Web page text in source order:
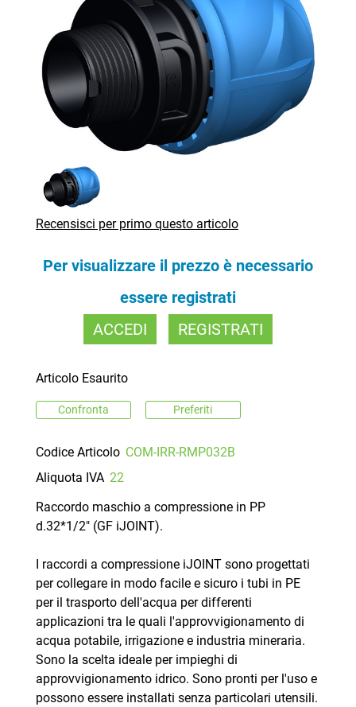
Recensisci per primo questo articolo
Per visualizzare il prezzo è necessario
essere registrati
ACCEDI
REGISTRATI
Articolo Esaurito
Confronta Preferiti
Codice Articolo COM-IRR-RMP032B
Aliquota IVA 22
Raccordo maschio a compressione in PP
d.32*1/2" (GF iJOINT).
I raccordi a compressione iJOINT sono progettati
per collegare in modo facile e sicuro i tubi in PE
per il trasporto dell'acqua per differenti
applicazioni tra le quali l'approvvigionamento di
acqua potabile, irrigazione e industria mineraria.
Sono la scelta ideale per impieghi di
approvvigionamento idrico. Sono pronti per l'uso e
possono essere installati senza particolari utensili.